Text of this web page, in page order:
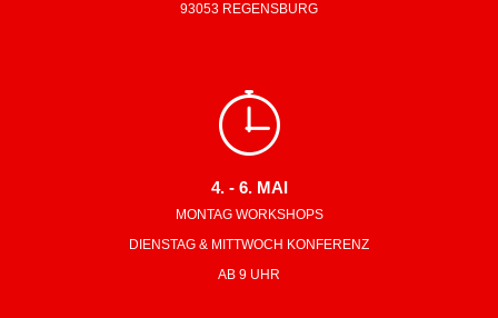
93053 REGENSBURG
4. - 6. MAI
MONTAG WORKSHOPS
DIENSTAG & MITTWOCH KONFERENZ
AB 9 UHR